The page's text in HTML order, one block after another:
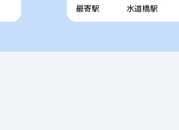
最寄駅
水道橋駅